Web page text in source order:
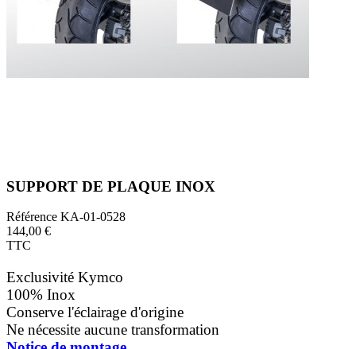
SUPPORT DE PLAQUE INOX
Référence KA-01-0528
144,00 €
TTC
Exclusivité Kymco
100% Inox
Conserve l'éclairage d'origine
Ne nécessite aucune transformation